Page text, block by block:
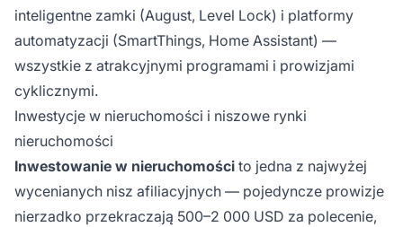
inteligentne zamki (August, Level Lock) i platformy
automatyzacji (SmartThings, Home Assistant) —
wszystkie z atrakcyjnymi programami i prowizjami
cyklicznymi.
Inwestycje w nieruchomości i niszowe rynki
nieruchomości
Inwestowanie w nieruchomości to jedna z najwyżej
wycenianych nisz afiliacyjnych — pojedyncze prowizje
nierzadko przekraczają 500–2 000 USD za polecenie,